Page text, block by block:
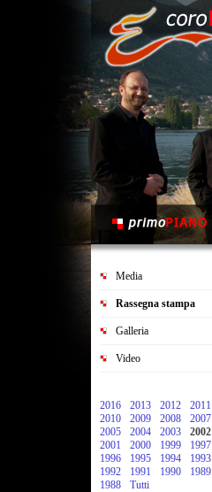
Media
Rassegna stampa
Galleria
Video
2016 2013 2012
2011
2010
2009 2008
2007
2005
2004 2003
2002
2001
2000 1999
1997
1996
1995 1994
1993
1992
1991 1990
1989
1988
Tutti